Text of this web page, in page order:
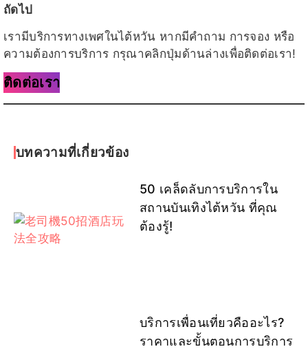
ถัดไป
เรามีบริการทางเพศในไต้หวัน หากมีคำถาม การจอง หรือ
ความต้องการบริการ กรุณาคลิกปุ่มด้านล่างเพื่อติดต่อเรา!
ติดต่อเรา
บทความที่เกี่ยวข้อง
50 เคล็ดลับการบริการใน
สถานบันเทิงไต้หวัน ที่คุณ
ต้องรู้!
บริการเพื่อนเที่ยวคืออะไร?
ราคาและขั้นตอนการบริการ